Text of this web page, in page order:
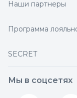
Наши партнеры
Программа
SECRET
Мы в соцсетях